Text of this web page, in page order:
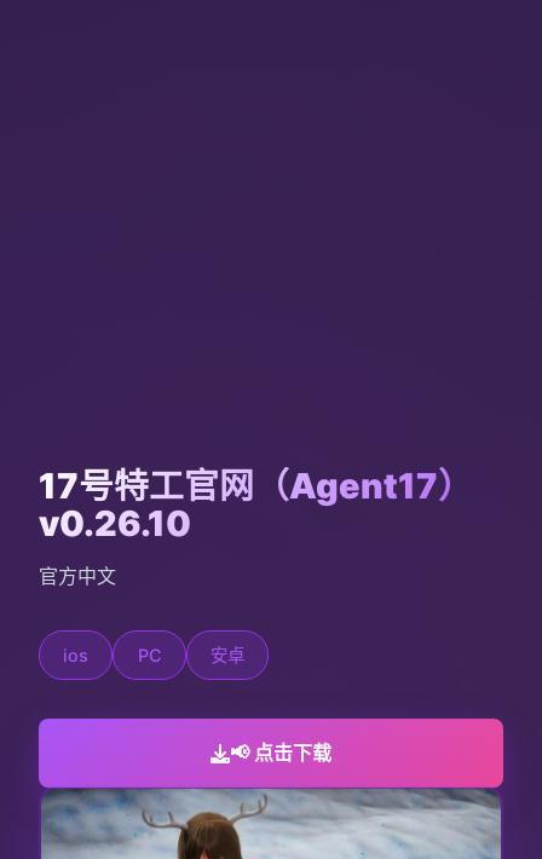
17号特工官网（Agent17）
v0.26.10
官方中文
ios PC 安卓
📢 点击下载